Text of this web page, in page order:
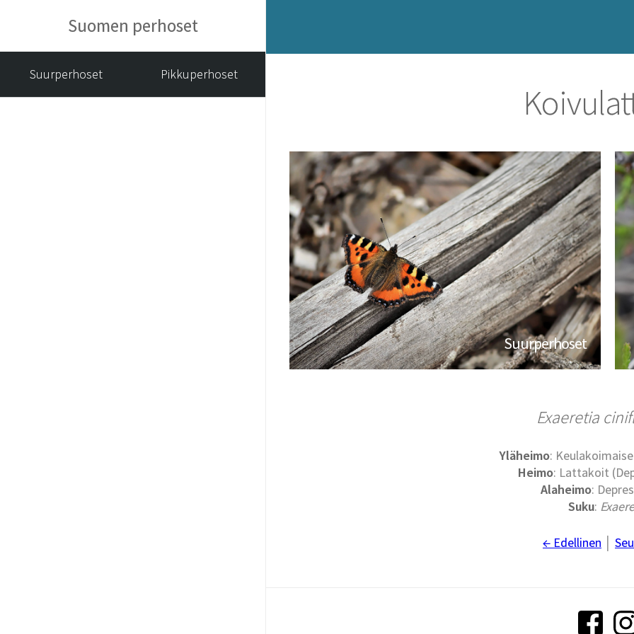
Suomen perhoset
Suurperhoset Pikkuperhoset
Suurperhoset
Exaeretia
Yläheimo:
Heimo: Lattakoit
Alaheimo:
Suku:
← Edellinen